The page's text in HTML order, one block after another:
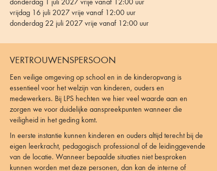
vrijdag 16 juli 2027 vrije vanaf 12:00 uur
donderdag 22 juli 2027 vrije vanaf 12:00 uur
VERTROUWENSPERSOON
Een veilige omgeving op school en in de kinderopvang is
essentieel voor het welzijn van kinderen, ouders en
medewerkers. Bij LPS hechten we hier veel waarde aan en
zorgen we voor duidelijke aanspreekpunten wanneer die
veiligheid in het geding komt.
In eerste instantie kunnen kinderen en ouders altijd terecht bij de
eigen leerkracht, pedagogisch professional of de leidinggevende
van de locatie. Wanneer bepaalde situaties niet besproken
kunnen worden met deze personen, dan kan de interne of